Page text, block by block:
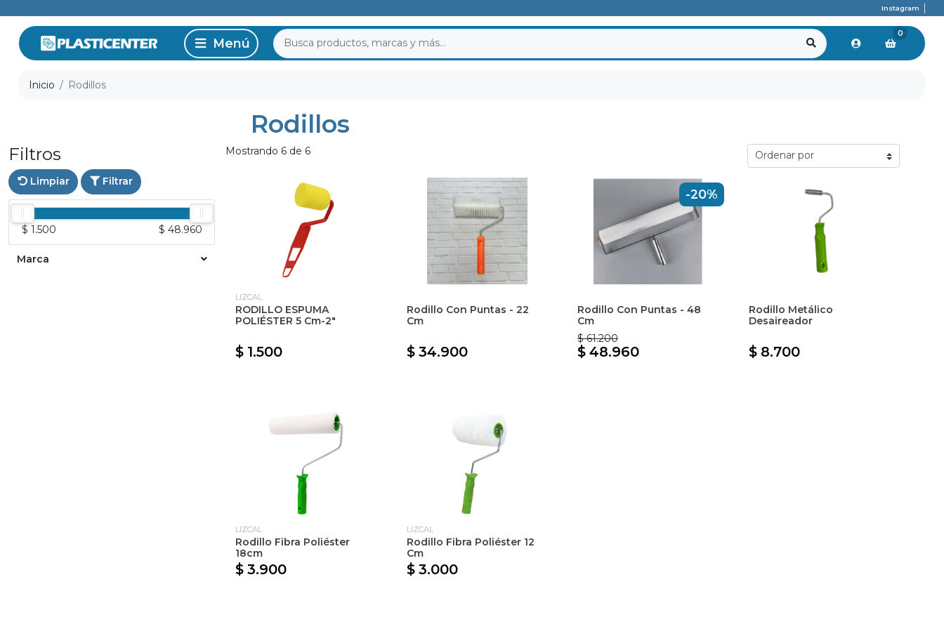
Instagram
0
Inicio Rodillos
Rodillos
Filtros
Limpiar Filtrar
$ 1.500 $ 48.960
Marca
Mostrando 6 de 6
LIZCAL
RODILLO ESPUMA
POLIÉSTER 5 Cm-2"
$ 1.500
Rodillo Con Puntas - 22
Cm
$ 34.900
-20%
Rodillo Con Puntas - 48
Cm
$ 61.200
$ 48.960
Rodillo Metálico
Desaireador
$ 8.700
LIZCAL
Rodillo Fibra Poliéster
18cm
$ 3.900
LIZCAL
Rodillo Fibra Poliéster 12
Cm
$ 3.000